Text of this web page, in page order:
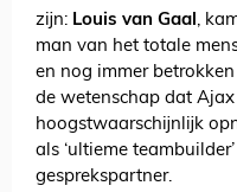
zijn: Louis van Gaal,
man van het totale
en nog immer
de wetenschap dat
hoogstwaarschijnlijk
als ‘ultieme
gesprekspartner.